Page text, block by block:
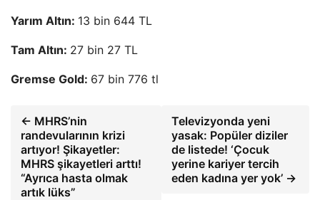
Yarım Altın: 13 bin 644 TL
Tam Altın: 27 bin 27 TL
Gremse Gold: 67 bin 776 tl
← MHRS’nin
randevularının krizi
artıyor! Şikayetler:
MHRS şikayetleri arttı!
“Ayrıca hasta olmak
artık lüks”
Televizyonda yeni
yasak: Popüler diziler
de listede! ‘Çocuk
yerine kariyer tercih
eden kadına yer yok’ →